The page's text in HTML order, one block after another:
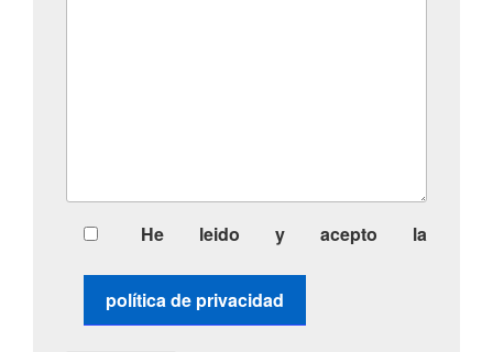
He leido y acepto la
política de privacidad